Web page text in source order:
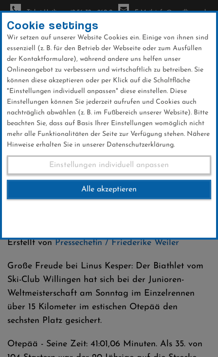
Direkt
zum
Inhalt
Ticket-Hotline: +49 56 32 - 960-0 E-Mail: info@sc-willingen.de
News
Linus Kesper läuft im Einzel
auf Rang sechs
Erstellt vonPressechefin / Friederike Weiler
Große Freude bei Linus Kesper: Der Biathlet vom
Ski-Club Willingen hat sich bei der Junioren-
Weltmeisterschaft am Sonntag im Einzelrennen
über 15 Kilometer im estischen Otepää den
sechsten Platz gesichert.
Otepää - Seine Zeit: 41:01,06 Minuten. Als 35. von
Cookie settings
Wir setzen auf unserer Website Cookies ein. Einige von ihnen sind
essenziell (z. B. für den Betrieb der Webseite oder zum Ausfüllen
der Kontaktformulare), während andere uns helfen unser
Onlineangebot zu verbessern und wirtschaftlich zu betreiben. Sie
können diese akzeptieren oder per Klick auf die Schaltfläche
"Einstellungen individuell anpassen" diese einstellen. Diese
Einstellungen können Sie jederzeit aufrufen und Cookies auch
nachträglich abwählen (z. B. im Fußbereich unserer Website). Bitte
beachten Sie, dass auf Basis Ihrer Einstellungen womöglich nicht
mehr alle Funktionalitäten der Seite zur Verfügung stehen. Nähere
Hinweise erhalten Sie in unserer Datenschutzerklärung.
Einstellungen individuell anpassen
Alle akzeptieren